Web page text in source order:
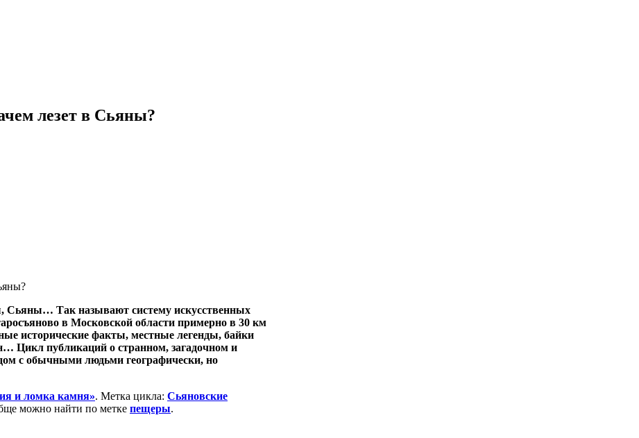
лезет в Сьяны?
Сьяны… Так называют систему искусственных
в Московской области примерно в 30 км
исторические факты, местные легенды, байки
Цикл публикаций о странном, загадочном и
с обычными людьми географически, но
и ломка камня». Метка цикла: Сьяновские
можно найти по метке пещеры.